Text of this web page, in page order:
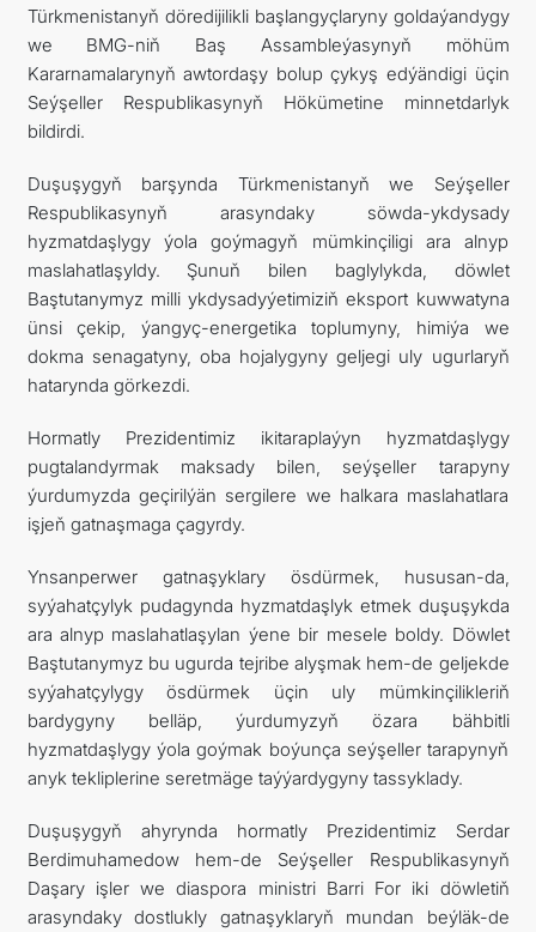
Türkmenistanyň döredijilikli başlangyçlaryny goldaýandygy
we BMG-niň Baş Assambleýasynyň möhüm
Kararnamalarynyň awtordaşy bolup çykyş edýändigi üçin
Seýşeller Respublikasynyň Hökümetine minnetdarlyk
bildirdi.
Duşuşygyň barşynda Türkmenistanyň we Seýşeller
Respublikasynyň arasyndaky söwda-ykdysady
hyzmatdaşlygy ýola goýmagyň mümkinçiligi ara alnyp
maslahatlaşyldy. Şunuň bilen baglylykda, döwlet
Baştutanymyz milli ykdysadyýetimiziň eksport kuwwatyna
ünsi çekip, ýangyç-energetika toplumyny, himiýa we
dokma senagatyny, oba hojalygyny geljegi uly ugurlaryň
hatarynda görkezdi.
Hormatly Prezidentimiz ikitaraplaýyn hyzmatdaşlygy
pugtalandyrmak maksady bilen, seýşeller tarapyny
ýurdumyzda geçirilýän sergilere we halkara maslahatlara
işjeň gatnaşmaga çagyrdy.
Ynsanperwer gatnaşyklary ösdürmek, hususan-da,
syýahatçylyk pudagynda hyzmatdaşlyk etmek duşuşykda
ara alnyp maslahatlaşylan ýene bir mesele boldy. Döwlet
Baştutanymyz bu ugurda tejribe alyşmak hem-de geljekde
syýahatçylygy ösdürmek üçin uly mümkinçilikleriň
bardygyny belläp, ýurdumyzyň özara bähbitli
hyzmatdaşlygy ýola goýmak boýunça seýşeller tarapynyň
anyk tekliplerine seretmäge taýýardygyny tassyklady.
Duşuşygyň ahyrynda hormatly Prezidentimiz Serdar
Berdimuhamedow hem-de Seýşeller Respublikasynyň
Daşary işler we diaspora ministri Barri For iki döwletiň
arasyndaky dostlukly gatnaşyklaryň mundan beýläk-de